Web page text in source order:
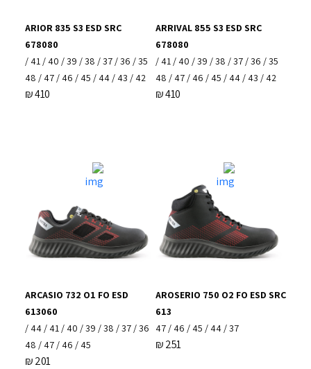
ARRIVAL 855 S3 ESD SRC
678080
35 / 36 / 37 / 38 / 39 / 40 / 41 /
42 / 43 / 44 / 45 / 46 / 47 / 48
410
₪
ARIOR 835 S3 ESD SRC
678080
35 / 36 / 37 / 38 / 39 / 40 / 41 /
42 / 43 / 44 / 45 / 46 / 47 / 48
410
₪
AROSERIO 750 O2 FO ESD SRC
613
37 / 44 / 45 / 46 / 47
251
₪
ARCASIO 732 O1 FO ESD
613060
36 / 37 / 38 / 39 / 40 / 41 / 44 /
45 / 46 / 47 / 48
201
₪